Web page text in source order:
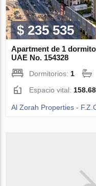
$ 235 535
Apartment de 1
UAE No. 154328
Dormitorios:1
Espacio vital:
Al Zorah Properties -